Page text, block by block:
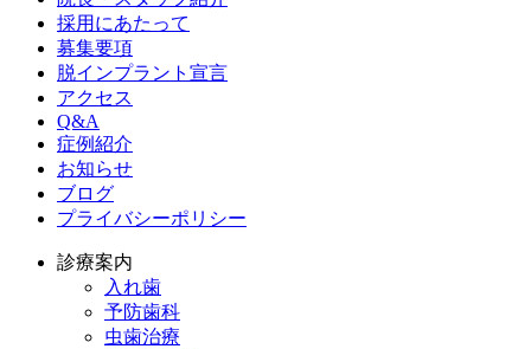
採用にあたって
募集要項
脱インプラント宣言
アクセス
Q&A
症例紹介
お知らせ
ブログ
プライバシーポリシー
診療案内
入れ歯
予防歯科
虫歯治療